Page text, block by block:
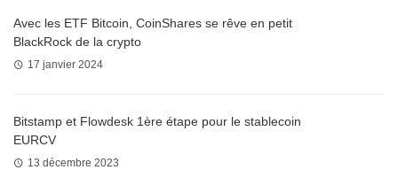
Avec les ETF Bitcoin, CoinShares se rêve en petit
BlackRock de la crypto
17 janvier 2024
Bitstamp et Flowdesk 1ère étape pour le stablecoin
EURCV
13 décembre 2023